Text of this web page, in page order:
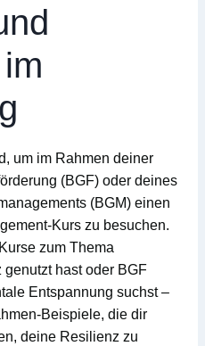
um im Rahmen deiner
(BGF) oder deines
(BGM) einen
Kurs zu besuchen.
zum Thema
hast oder BGF
Entspannung suchst –
Beispiele, die dir
deine Resilienz zu